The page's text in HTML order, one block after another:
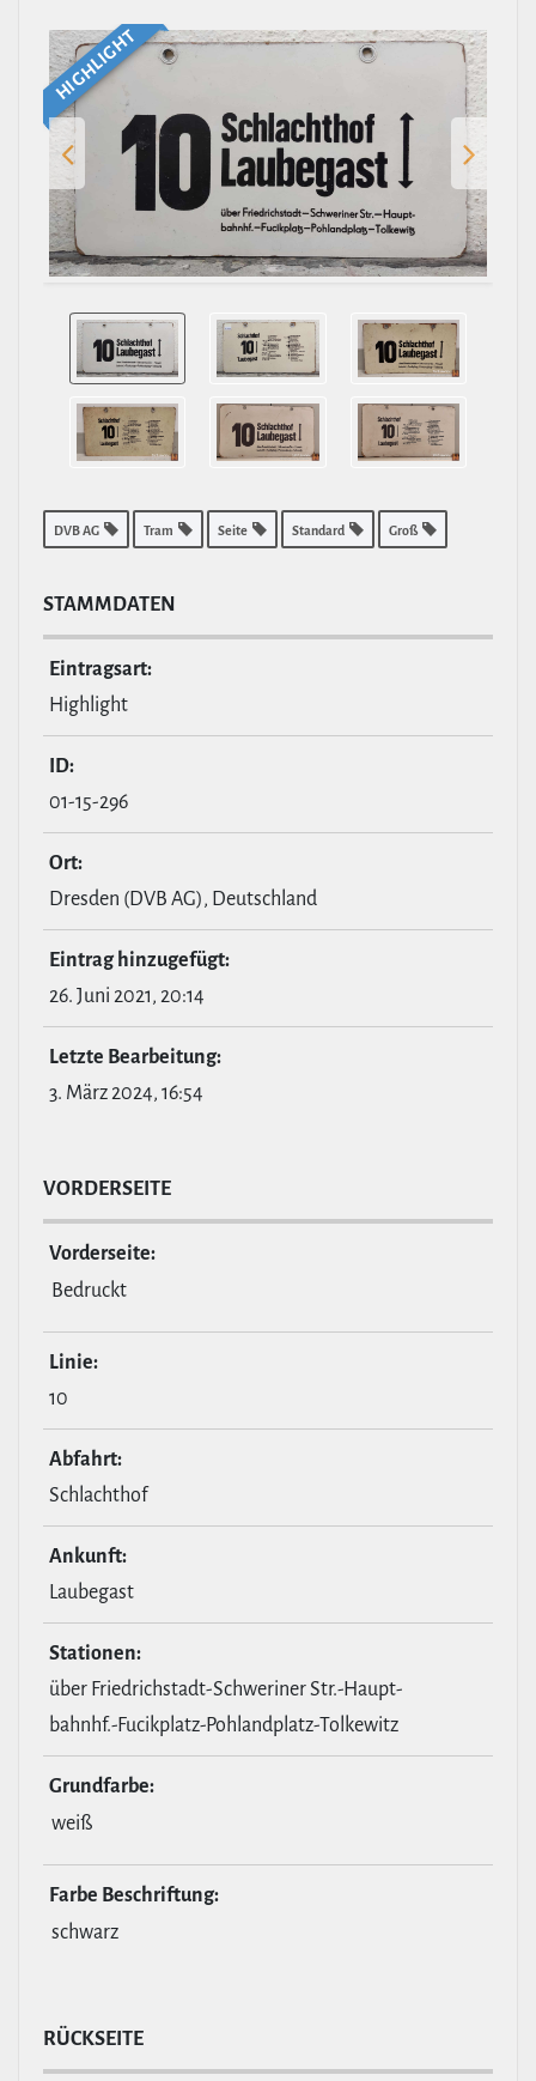
HIGHLIGHT
DVB AG Tram Seite Standard Groß
STAMM­DATEN
Ein­tragsart:
Highlight
ID:
01-15-296
Ort:
Dresden (DVB AG), Deutschland
Eintrag hin­zu­ge­fügt:
26. Juni 2021, 20:14
Letzte Bear­bei­tung:
3. März 2024, 16:54
VOR­DER­SEITE
Vor­der­seite:
Bedruckt
Linie:
10
Abfahrt:
Schlachthof
Ankunft:
Laubegast
Stationen:
über Friedrichstadt-Schweriner Str.-Haupt-
bahnhf.-Fucikplatz-Pohlandplatz-Tolkewitz
Grund­farbe:
weiß
Farbe Beschrif­tung:
schwarz
RÜCKSEITE